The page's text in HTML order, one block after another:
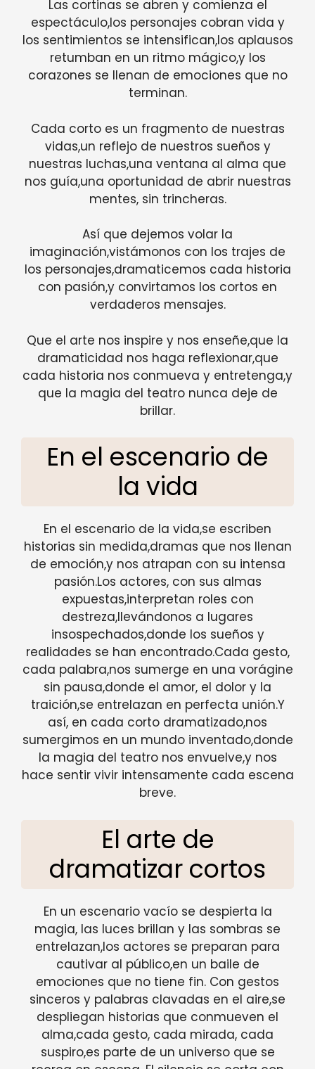
Las cortinas se abren y comienza el
espectáculo,los personajes cobran vida y
los sentimientos se intensifican,los aplausos
retumban en un ritmo mágico,y los
corazones se llenan de emociones que no
terminan.
Cada corto es un fragmento de nuestras
vidas,un reflejo de nuestros sueños y
nuestras luchas,una ventana al alma que
nos guía,una oportunidad de abrir nuestras
mentes, sin trincheras.
Así que dejemos volar la
imaginación,vistámonos con los trajes de
los personajes,dramaticemos cada historia
con pasión,y convirtamos los cortos en
verdaderos mensajes.
Que el arte nos inspire y nos enseñe,que la
dramaticidad nos haga reflexionar,que
cada historia nos conmueva y entretenga,y
que la magia del teatro nunca deje de
brillar.
En el escenario de
la vida
En el escenario de la vida,se escriben
historias sin medida,dramas que nos llenan
de emoción,y nos atrapan con su intensa
pasión.Los actores, con sus almas
expuestas,interpretan roles con
destreza,llevándonos a lugares
insospechados,donde los sueños y
realidades se han encontrado.Cada gesto,
cada palabra,nos sumerge en una vorágine
sin pausa,donde el amor, el dolor y la
traición,se entrelazan en perfecta unión.Y
así, en cada corto dramatizado,nos
sumergimos en un mundo inventado,donde
la magia del teatro nos envuelve,y nos
hace sentir vivir intensamente cada escena
breve.
El arte de
dramatizar cortos
En un escenario vacío se despierta la
magia, las luces brillan y las sombras se
entrelazan,los actores se preparan para
cautivar al público,en un baile de
emociones que no tiene fin. Con gestos
sinceros y palabras clavadas en el aire,se
despliegan historias que conmueven el
alma,cada gesto, cada mirada, cada
suspiro,es parte de un universo que se